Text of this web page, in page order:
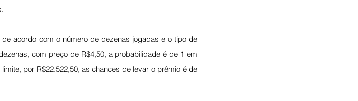
acordo com o número de dezenas jogadas e o tipo de
com preço de R$4,50, a probabilidade é de 1 em
por R$22.522,50, as chances de levar o prêmio é de